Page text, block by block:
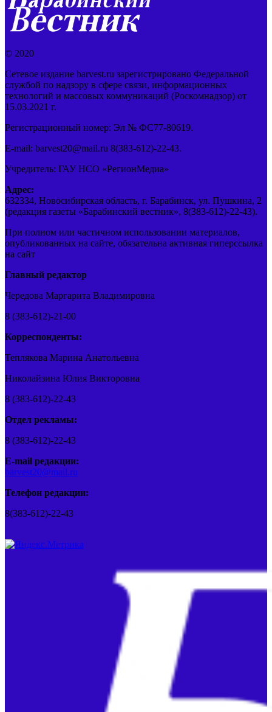
© 2020
Сетевое издание barvest.ru зарегистрировано Федеральной
службой по надзору в сфере связи, информационных
технологий и массовых коммуникаций (Роскомнадзор) от
15.03.2021 г.
Регистрационный номер: Эл № ФС77-80619.
E-mail: barvest20@mail.ru 8(383-612)-22-43.
Учредитель: ГАУ НСО «РегионМедиа»
Адрес:
632334, Новосибирская область, г. Барабинск, ул. Пушкина, 2
(редакция газеты «Барабинский вестник», 8(383-612)-22-43).
При полном или частичном использовании материалов,
опубликованных на сайте, обязательна активная гиперссылка
на сайт
Главный редактор
Чередова Маргарита Владимировна
8 (383-612)-21-00
Корреспонденты:
Теплякова Марина Анатольевна
Николайзина Юлия Викторовна
8 (383-612)-22-43
Отдел рекламы:
8 (383-612)-22-43
E-mail редакции:
barvest20@mail.ru
Телефон редакции:
8(383-612)-22-43